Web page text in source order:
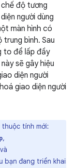
độ tương
người dùng
màn hình có
bình. Sau
to để lấp đầy
sẽ gây hiệu
diện người
giao diện người
tính mới:
,
và
bạn đang triển khai